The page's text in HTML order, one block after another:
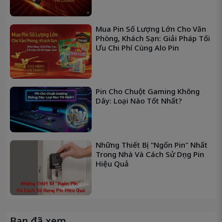
🌟Ưu Điểm Nổi Bật Của Pin Maxell AA /
R6P
Thương hiệu Nhật Bản uy tín– được người dùng
toàn cầu tin tưởng
Chi phí tiết kiệm– phù hợp cho nhu cầu sử dụng
thường xuyên
Nguồn điện ổn định– giúp thiết bị hoạt động trơn
tru
Đóng gói vỉ tiện lợi
Chuẩn kích thước AA
thiết bị phổ biến
Thiết Bị Phù Hợp Sử Dụng Pin Maxell
AA / R6P
Chuột không dây, bàn phím Bluetooth
Mua Pin Số Lượng Lớn Cho Văn
Phòng, Khách Sạn: Giải Pháp Tối
Ưu Chi Phí Cùng Alo Pin
Pin Cho Chuột Gaming Không
Dây: Loại Nào Tốt Nhất?
Những Thiết Bị "Ngốn Pin" Nhất
Trong Nhà Và Cách Sử Dụng Pin
Hiệu Quả